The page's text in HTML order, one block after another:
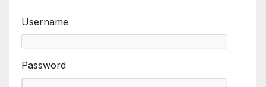
Username
Password